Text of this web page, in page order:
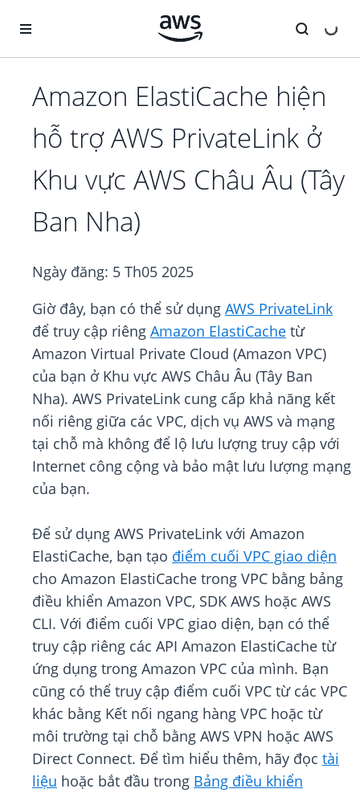
Amazon ElastiCache hiện
hỗ trợ AWS PrivateLink ở
Khu vực AWS Châu Âu (Tây
Ban Nha)
Ngày đăng: 5 Th05 2025
Giờ đây, bạn có thể sử dụng AWS PrivateLink
để truy cập riêng Amazon ElastiCache từ
Amazon Virtual Private Cloud (Amazon VPC)
của bạn ở Khu vực AWS Châu Âu (Tây Ban
Nha). AWS PrivateLink cung cấp khả năng kết
nối riêng giữa các VPC, dịch vụ AWS và mạng
tại chỗ mà không để lộ lưu lượng truy cập với
Internet công cộng và bảo mật lưu lượng mạng
của bạn.
Để sử dụng AWS PrivateLink với Amazon
ElastiCache, bạn tạo điểm cuối VPC giao diện
cho Amazon ElastiCache trong VPC bằng bảng
điều khiển Amazon VPC, SDK AWS hoặc AWS
CLI. Với điểm cuối VPC giao diện, bạn có thể
truy cập riêng các API Amazon ElastiCache từ
ứng dụng trong Amazon VPC của mình. Bạn
cũng có thể truy cập điểm cuối VPC từ các VPC
khác bằng Kết nối ngang hàng VPC hoặc từ
môi trường tại chỗ bằng AWS VPN hoặc AWS
Direct Connect. Để tìm hiểu thêm, hãy đọc tài
liệu hoặc bắt đầu trong Bảng điều khiển